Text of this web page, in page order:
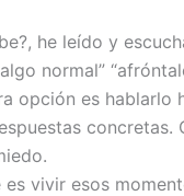
he leído y
normal”
opción es hablarlo
concretas.
vivir esos